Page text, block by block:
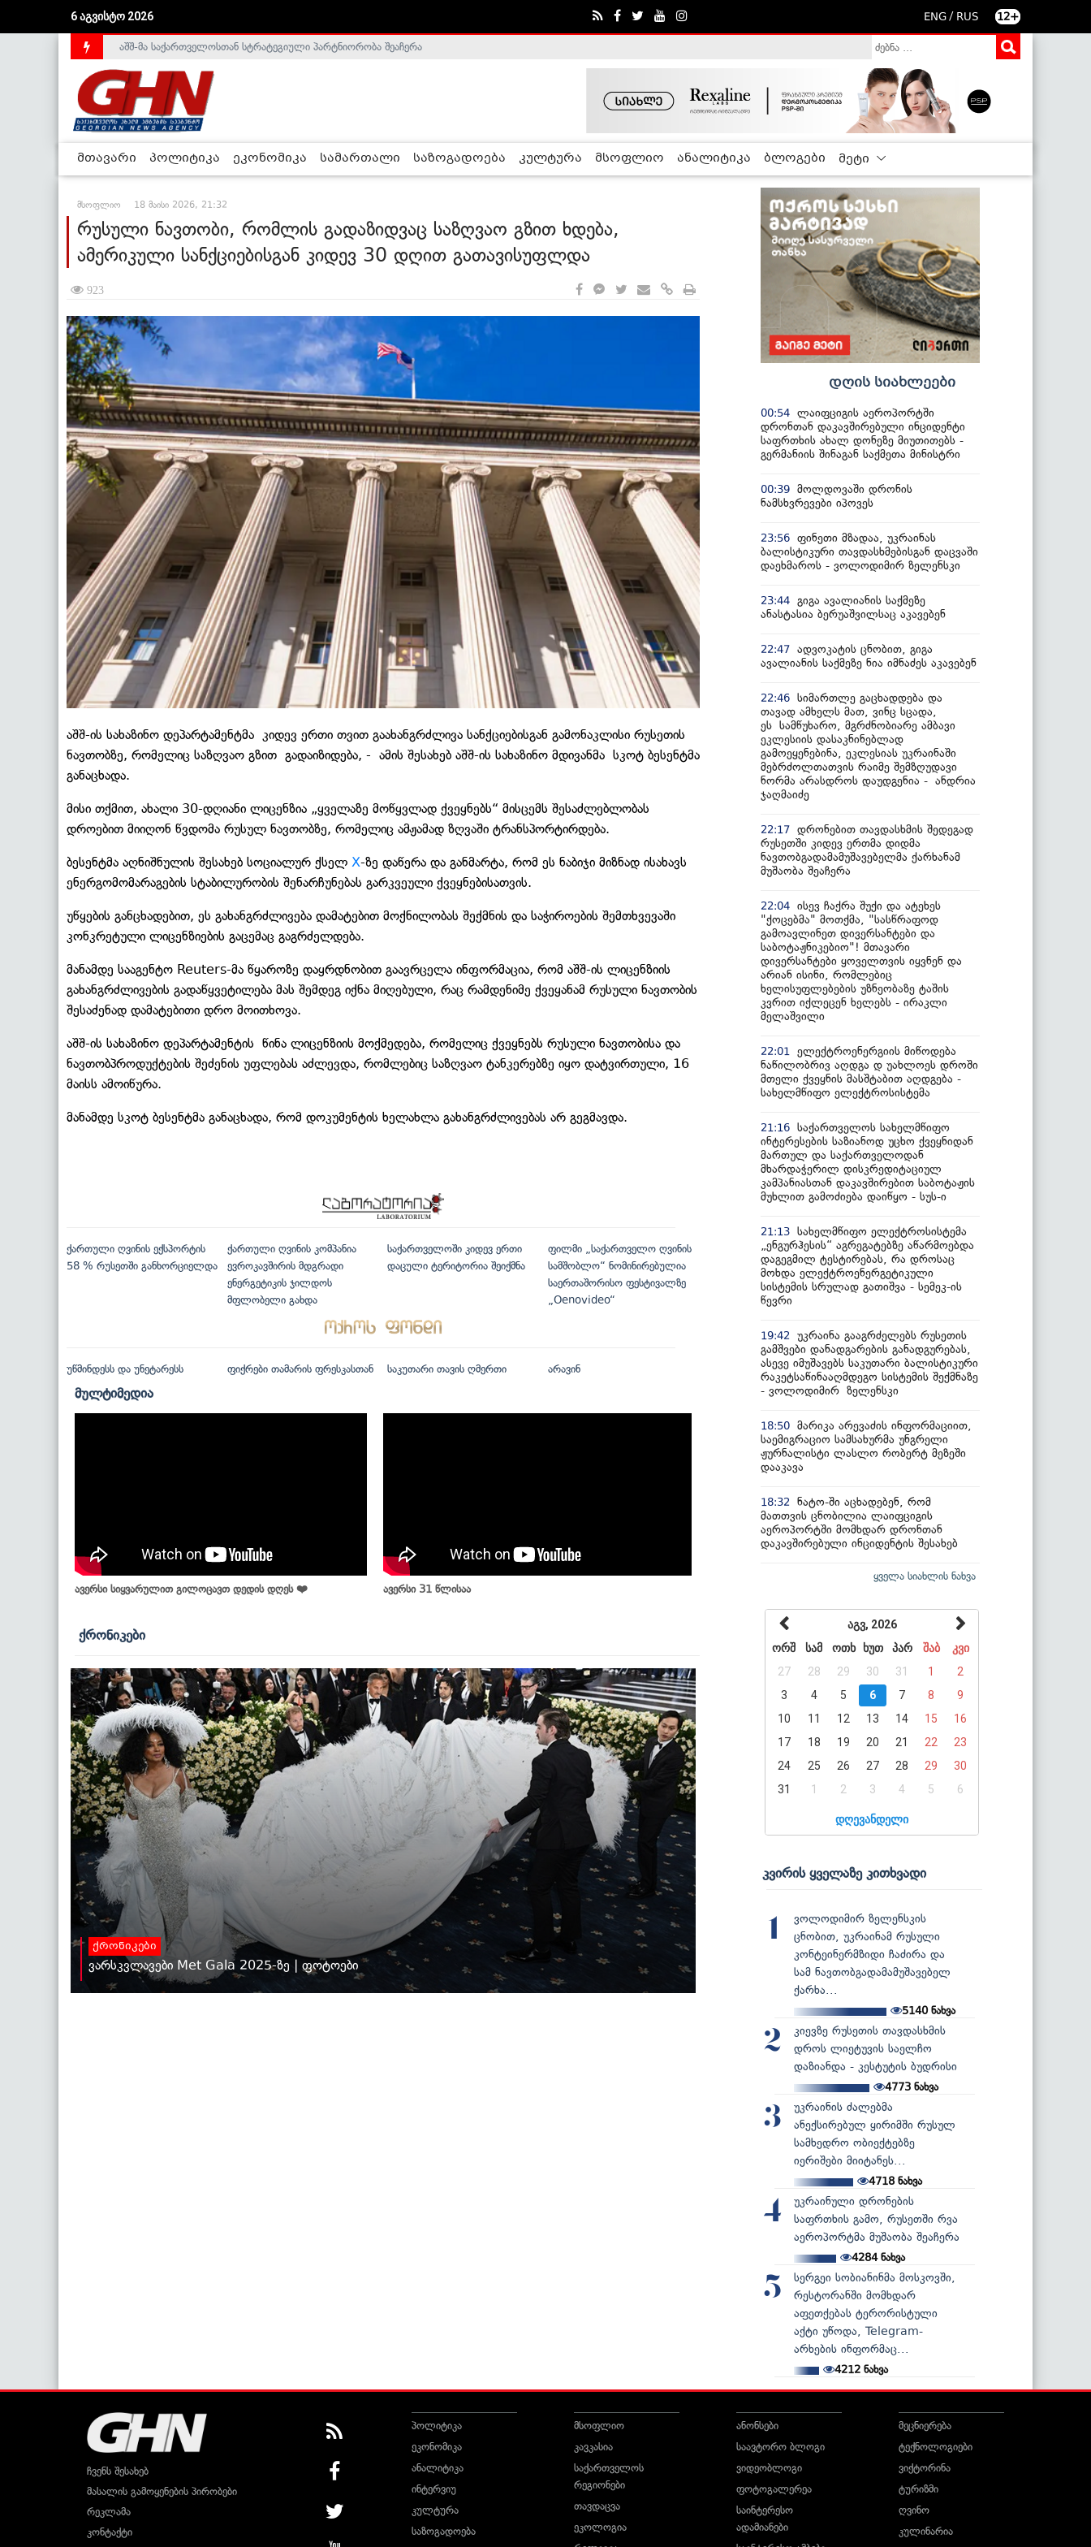
6 აგვისტო 2026 ENG / RUS 12+
საქართველოს დე-ფაქტო მთავრობა არალეგიტიმურია - ჰელსინკის კომისია
აშშ-მა საქართველოსთან სტრატეგიული პარტნიორობა შეაჩერა
მთავარი პოლიტიკა ეკონომიკა სამართალი საზოგადოება კულტურა მსოფლიო ანალიტიკა ბლოგები მეტი
მსოფლიო 18 მაისი 2026, 21:32
რუსული ნავთობი, რომლის გადაზიდვაც საზღვაო გზით ხდება,
ამერიკული სანქციებისგან კიდევ 30 დღით გათავისუფლდა
923
აშშ-ის სახაზინო დეპარტამენტმა კიდევ ერთი თვით გაახანგრძლივა სანქციებისგან გამონაკლისი რუსეთის
ნავთობზე, რომელიც საზღვაო გზით გადაიზიდება, - ამის შესახებ აშშ-ის სახაზინო მდივანმა სკოტ ბესენტმა
განაცხადა.
მისი თქმით, ახალი 30-დღიანი ლიცენზია „ყველაზე მოწყვლად ქვეყნებს“ მისცემს შესაძლებლობას
დროებით მიიღონ წვდომა რუსულ ნავთობზე, რომელიც ამჟამად ზღვაში ტრანსპორტირდება.
ბესენტმა აღნიშნულის შესახებ სოციალურ ქსელ X-ზე დაწერა და განმარტა, რომ ეს ნაბიჯი მიზნად ისახავს
ენერგომომარაგების სტაბილურობის შენარჩუნებას გარკვეული ქვეყნებისათვის.
უწყების განცხადებით, ეს გახანგრძლივება დამატებით მოქნილობას შექმნის და საჭიროების შემთხვევაში
კონკრეტული ლიცენზიების გაცემაც გაგრძელდება.
მანამდე სააგენტო Reuters-მა წყაროზე დაყრდნობით გაავრცელა ინფორმაცია, რომ აშშ-ის ლიცენზიის
გახანგრძლივების გადაწყვეტილება მას შემდეგ იქნა მიღებული, რაც რამდენიმე ქვეყანამ რუსული ნავთობის
შესაძენად დამატებითი დრო მოითხოვა.
აშშ-ის სახაზინო დეპარტამენტის წინა ლიცენზიის მოქმედება, რომელიც ქვეყნებს რუსული ნავთობისა და
ნავთობპროდუქტების შეძენის უფლებას აძლევდა, რომლებიც საზღვაო ტანკერებზე იყო დატვირთული, 16
მაისს ამოიწურა.
მანამდე სკოტ ბესენტმა განაცხადა, რომ დოკუმენტის ხელახლა გახანგრძლივებას არ გეგმავდა.
ქართული ღვინის ექსპორტის
58 % რუსეთში განხორციელდა
ქართული ღვინის კომპანია
ევროკავშირის მდგრადი
ენერგეტიკის ჯილდოს
მფლობელი გახდა
საქართველოში კიდევ ერთი
დაცული ტერიტორია შეიქმნა
ფილმი „საქართველო ღვინის
სამშობლო“ ნომინირებულია
საერთაშორისო ფესტივალზე
„Oenovideo“
უწმინდესს და უნეტარესს ფიქრები თამარის ფრესკასთან საკუთარი თავის ღმერთი არავინ
მულტიმედია
ავერსი სიყვარულით გილოცავთ დედის დღეს ❤️ ავერსი 31 წლისაა
ქრონიკები
ქრონიკები
ვარსკვლავები Met Gala 2025-ზე | ფოტოები
დღის სიახლეები
00:54 ლაიფციგის აეროპორტში
დრონთან დაკავშირებული ინციდენტი
საფრთხის ახალ დონეზე მიუთითებს -
გერმანიის შინაგან საქმეთა მინისტრი
00:39 მოლდოვაში დრონის
ნამსხვრევები იპოვეს
23:56 ფინეთი მზადაა, უკრაინას
ბალისტიკური თავდასხმებისგან დაცვაში
დაეხმაროს - ვოლოდიმირ ზელენსკი
23:44 გიგა ავალიანის საქმეზე
ანასტასია ბერუაშვილსაც აკავებენ
22:47 ადვოკატის ცნობით, გიგა
ავალიანის საქმეზე ნია იმნაძეს აკავებენ
22:46 სიმართლე გაცხადდება და
თავად ამხელს მათ, ვინც სცადა,
ეს სამწუხარო, მგრძნობიარე ამბავი
ეკლესიის დასაკნინებლად
გამოეყენებინა, ეკლესიას უკრაინაში
მებრძოლთათვის რაიმე შემზღუდავი
ნორმა არასდროს დაუდგენია - ანდრია
ჯაღმაიძე
22:17 დრონებით თავდასხმის შედეგად
რუსეთში კიდევ ერთმა დიდმა
ნავთობგადამამუშავებელმა ქარხანამ
მუშაობა შეაჩერა
22:04 ისევ ჩაქრა შუქი და ატეხეს
"ქოცებმა" მოთქმა, "სასწრაფოდ
გამოავლინეთ დივერსანტები და
საბოტაჟნიკებიო"! მთავარი
დივერსანტები ყოველთვის იყვნენ და
არიან ისინი, რომლებიც
ხელისუფლებების უზნეობაზე ტაშის
კვრით იქლეცენ ხელებს - ირაკლი
მელაშვილი
22:01
ელექტროენერგიის მიწოდება
ნაწილობრივ აღდგა დ უახლოეს დროში
მთელი ქვეყნის მასშტაბით აღდგება -
სახელმწიფო ელექტროსისტემა
21:16 საქართველოს სახელმწიფო
ინტერესების საზიანოდ უცხო ქვეყნიდან
მართულ და საქართველოდან
მხარდაჭერილ დისკრედიტაციულ
კამპანიასთან დაკავშირებით საბოტაჟის
მუხლით გამოძიება დაიწყო - სუს-ი
21:13 სახელმწიფო ელექტროსისტემა
„ენგურჰესის“ აგრეგატებზე აწარმოებდა
დაგეგმილ ტესტირებას, რა დროსაც
მოხდა ელექტროენერგეტიკული
სისტემის სრულად გათიშვა - სემეკ-ის
წევრი
19:42
უკრაინა გააგრძელებს რუსეთის
გამშვები დანადგარების განადგურებას,
ასევე იმუშავებს საკუთარი ბალისტიკური
რაკეტსაწინააღმდეგო სისტემის შექმნაზე
- ვოლოდიმირ ზელენსკი
18:50 მარიკა არევაძის ინფორმაციით,
საემიგრაციო სამსახურმა უნგრელი
ჟურნალისტი ლასლო რობერტ მეზეში
დააკავა
18:32
ნატო-ში აცხადებენ, რომ
მათთვის ცნობილია ლაიფციგის
აეროპორტში მომხდარ დრონთან
დაკავშირებული ინციდენტის შესახებ
ყველა სიახლის ნახვა
აგვ, 2026
ორშ
სამ ოთხ ხუთ პარ შაბ
კვი
27
28 29 30 31 1
2
3
4 5 6 7 8
9
10
11 12 13 14 15
16
17
18 19 20 21 22
23
24
25 26 27 28 29
30
31
1 2 3 4 5 6
დღევანდელი
კვირის ყველაზე კითხვადი
1
ვოლოდიმირ ზელენსკის
ცნობით, უკრაინამ რუსული
კონტეინერმზიდი ჩაძირა და
სამ ნავთობგადამამუშავებელ
ქარხა...
5140ნახვა
2
კიევზე რუსეთის თავდასხმის
დროს ლიეტუვის საელჩო
დაზიანდა - კესტუტის ბუდრისი
4773 ნახვა
3
უკრაინის ძალებმა
ანექსირებულ ყირიმში რუსულ
სამხედრო ობიექტებზე
იერიშები მიიტანეს...
4718ნახვა
4
უკრაინული დრონების
საფრთხის გამო, რუსეთში რვა
აეროპორტმა მუშაობა შეაჩერა
4284ნახვა
5
სერგეი სობიანინმა მოსკოვში,
რესტორანში მომხდარ
აფეთქებას ტერორისტული
აქტი უწოდა, Telegram-
არხების ინფორმაც...
4212 ნახვა
ჩვენს შესახებ
მასალის გამოყენების პირობები
რეკლამა
კონტაქტი
პოლიტიკა
ეკონომიკა
ანალიტიკა
ინტერვიუ
კულტურა
საზოგადოება
მსოფლიო
კავკასია
საქართველოს
რეგიონები
თავდაცვა
ეკოლოგია
ანონსები
საავტორო ბლოგი
ვიდეობლოგი
ფოტოგალერეა
საინტერესო
ადამიანები
მეცნიერება
ტექნოლოგიები
ვიქტორინა
ტურიზმი
ღვინო
კულინარია